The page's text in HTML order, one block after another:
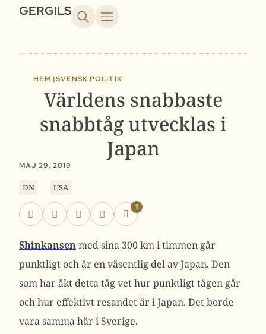
GERGILS
HEM |SVENSK POLITIK
Världens snabbaste
snabbtåg utvecklas i
Japan
MAJ 29, 2019
DN USA
1
Shinkansenmed sina 300 km i timmen går
punktligt och är en väsentlig del av Japan. Den
som har åkt detta tåg vet hur punktligt tågen går
och hur effektivt resandet är i Japan. Det borde
vara samma här i Sverige.